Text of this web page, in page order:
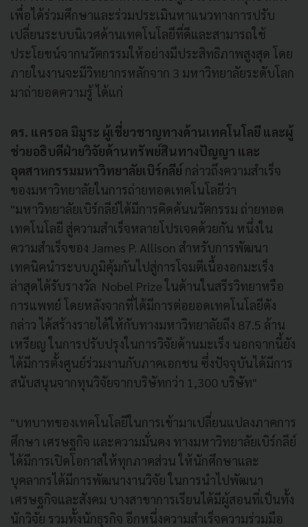
เพื่อได้ร่วมศึกษาและร่วมประเมินหาแนวทางการปรับ
เปลี่ยนระบบนิเวศด้านเทคโนโลยีที่ดีและสามารถใช้
ประโยชน์จากนวัตกรรมให้อย่างมีประสิทธิภาพสูงสุด โดย
ภายในงานจะมีวิทยากรหลักจาก 3 มหาวิทยาลัยระดับโลก
มาถ่ายอดความรู้ ได้แก่
ดร. แครอล มิมูระ ผู้เชี่ยวชาญทางด้านเทคโนโลยี และผู้
ช่วยอธิบดีฝ่ายวิจัยด้านทรัพย์สินทางปัญญา และ
อุตสาหกรรมมหาวิทยาลัยเบิร์กลีย์ กล่าวถึงความสำเร็จ
ของมหาวิทยาลัยในการถ่ายทอดเทคโนโลยีว่า
"มหาวิทยาลัยเบิร์กลีย์ได้มีการคิดค้นนวัตกรรม ถ่ายทอด
เทคโนโลยี สู่ความสำเร็จหลายโปรเจคด้วยกัน หนึ่งใน
ความสำเร็จของ James P. Allison สำหรับการพัฒนา
เทคนิคนำระบบภูมิคุ้มกันไปสู่การโจมตีเนื้องอกมะเร็ง
ล่าสุดได้รับรางวัล Nobel Prize ในด้านในสรีรวิทยาหรือ
การแพทย์ โดยหลังจากที่ได้มีการต่อยอดเทคโนโลยีดัง
กล่าว ได้สร้างรายได้ให้กับทางมหาวิทยาลัยถึง 87.5 ล้าน
เหรียญ ในการปรับปรุงในการวิจัยด้านมะเร็ง นอกจากนี้ยัง
ได้มีการตั้งศูนย์ร่วมงานกับภาคเอกชน ซึ่งปัจจุบันได้มีการ
สนับสนุนจากทุนวิจัยจากบริษัทกว่า 1,300 บริษัท"
"บทบาทของเทคโนโลยีในการเข้ามาเปลี่ยนแปลงภาคการ
ศึกษา เศรษฐกิจ และความมั่นคง ทางมหาวิทยาลัยเบิร์กลีย์
ได้มีการเปิดโอกาสให้ทุกภาคส่วน ให้นักศึกษาและ
บุคลากรได้มีการพัฒนางานวิจัย ในการนำไปพัฒนา
เศรษฐกิจและสังคม บางสาขาการเรียนได้มีผู้สอนที่เป็นทั้ง
นักวิจัย รวมทั้งนักธุรกิจ อีกหนึ่งความสำเร็จความร่วมมือ